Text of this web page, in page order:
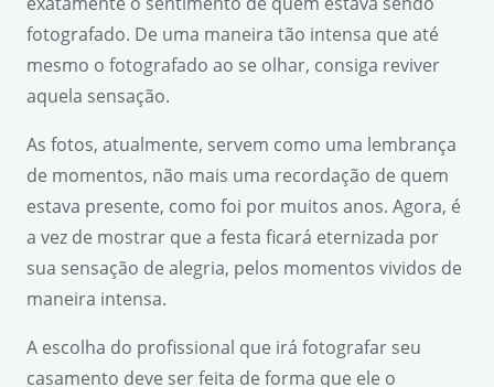
fotografado. De uma maneira tão intensa que até
mesmo o fotografado ao se olhar, consiga reviver
aquela sensação.
As fotos, atualmente, servem como uma lembrança
de momentos, não mais uma recordação de quem
estava presente, como foi por muitos anos. Agora, é
a vez de mostrar que a festa ficará eternizada por
sua sensação de alegria, pelos momentos vividos de
maneira intensa.
A escolha do profissional que irá fotografar seu
casamento deve ser feita de forma que ele o